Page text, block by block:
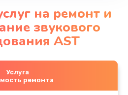
на ремонт и
звукового
AST
Услуга
ремонта